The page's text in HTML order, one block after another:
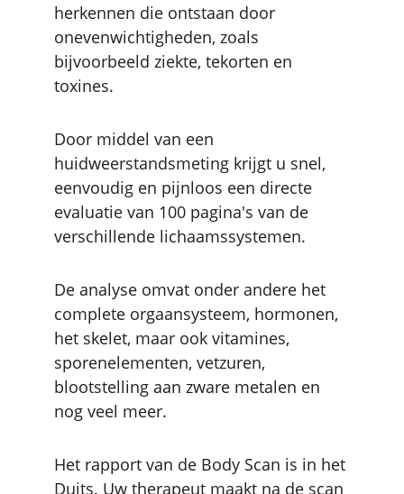
herkennen die ontstaan door
onevenwichtigheden, zoals
bijvoorbeeld ziekte, tekorten en
toxines.
Door middel van een
huidweerstandsmeting krijgt u snel,
eenvoudig en pijnloos een directe
evaluatie van 100 pagina's van de
verschillende lichaamssystemen.
De analyse omvat onder andere het
complete orgaansysteem, hormonen,
het skelet, maar ook vitamines,
sporenelementen, vetzuren,
blootstelling aan zware metalen en
nog veel meer.
Het rapport van de Body Scan is in het
Duits. Uw therapeut maakt na de scan